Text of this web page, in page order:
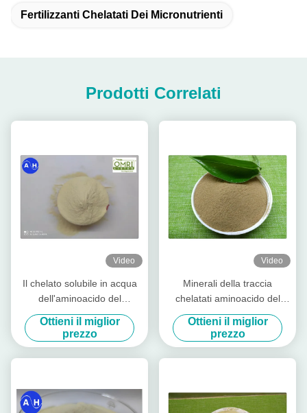
Fertilizzanti Chelatati Dei Micronutrienti
Prodotti Correlati
Video
Il chelato solubile in acqua
dell'aminoacido del
magnesio dello zinco del
boro spolverizza liberamente
Ottieni il miglior
prezzo
Video
Minerali della traccia
chelatati aminoacido del
potassio di 40% per la
piantatura della banana
Ottieni il miglior
prezzo